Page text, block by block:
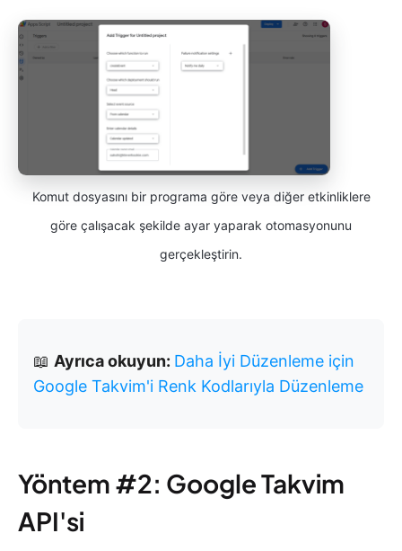
Komut dosyasını bir programa göre veya diğer etkinliklere
göre çalışacak şekilde ayar yaparak otomasyonunu
gerçekleştirin.
📖 Ayrıca okuyun: Daha İyi Düzenleme için
Google Takvim'i Renk Kodlarıyla Düzenleme
Yöntem #2: Google Takvim
API'si